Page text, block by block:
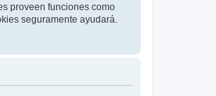
proveen funciones como
seguramente ayudará.